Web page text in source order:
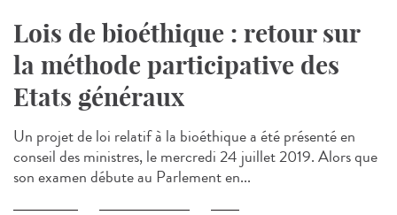
Lois de bioéthique : retour sur
la méthode participative des
Etats généraux
Un projet de loi relatif à la bioéthique a été présenté en
conseil des ministres, le mercredi 24 juillet 2019. Alors que
son examen débute au Parlement en...